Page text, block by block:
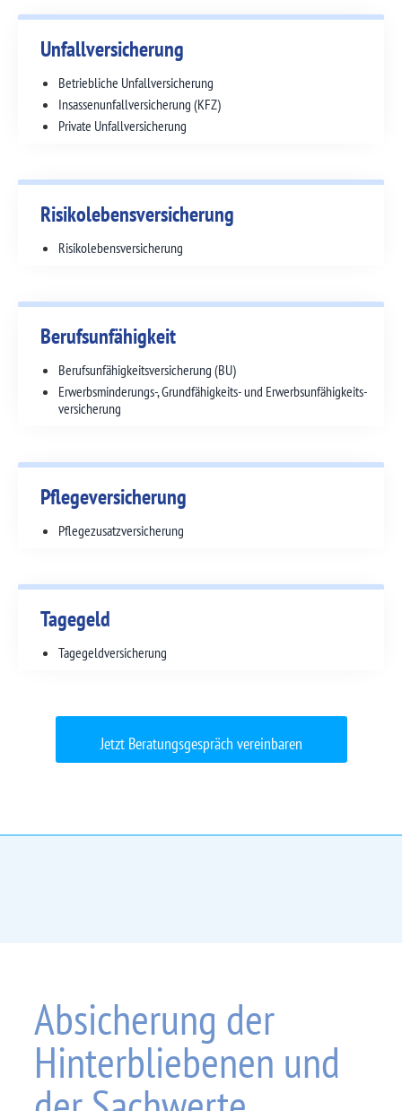
Unfall­versicherung
Betriebliche Unfallversicherung
Insassenunfall­versicherung (KFZ)
Private Unfallversicherung
Risikolebens­versicherung
Risiko­­lebens­­­versicherung
Berufs­unfähigkeit
Berufsunfähig­keitsversicherung (BU)
Erwerbs­­minderungs-, Grund­fähig­keits- und Erwerbs­­unfähig­keits­
versicherung
Pflegeversicherung
Pflegezusatz­versicherung
Tagegeld
Tagegeld­versicherung
Jetzt Beratungsgespräch vereinbaren
Absicherung der
Hinter­bliebenen und